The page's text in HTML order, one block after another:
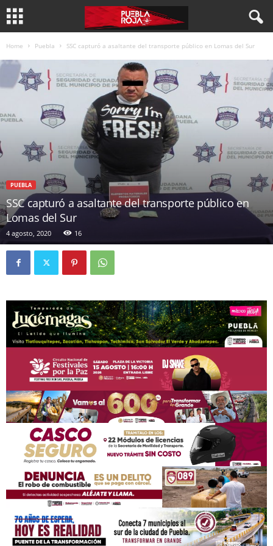
Home Puebla SSC capturó a asaltante del transporte público en Lomas del Sur
PUEBLA
SSC capturó a asaltante del transporte público en
Lomas del Sur
4 agosto, 2020 16